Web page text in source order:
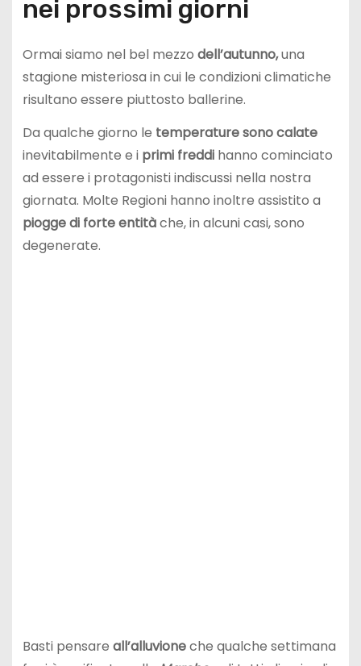
nei prossimi giorni
Ormai siamo nel bel mezzo dell’autunno,una
stagione misteriosa in cui le condizioni climatiche
risultano essere piuttosto ballerine.
Da qualche giorno le temperature sono calate
inevitabilmente e i primi freddihanno cominciato
ad essere i protagonisti indiscussi nella nostra
giornata. Molte Regioni hanno inoltre assistito a
piogge di forte entitàche, in alcuni casi, sono
degenerate.
Basti pensare all’alluvioneche qualche settimana